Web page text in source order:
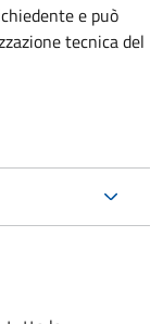
e può
tecnica del